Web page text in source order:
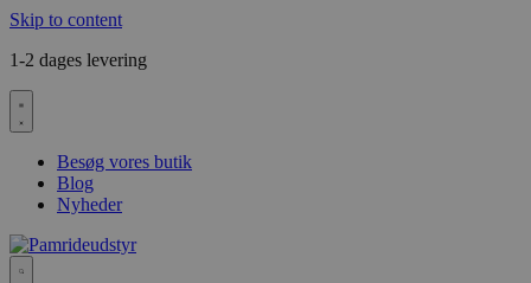
Skip to content
1-2 dages levering
Besøg vores butik
Blog
Nyheder